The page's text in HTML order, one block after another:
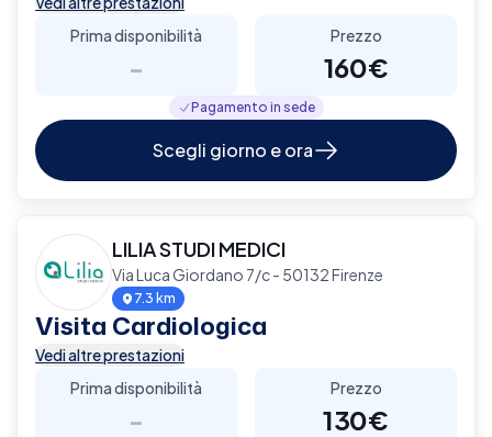
Prima disponibilità
-
Prezzo
160€
Pagamento in sede
Scegli giorno e ora
LILIA STUDI MEDICI
Via Luca Giordano 7/c - 50132 Firenze
7.3 km
Visita Cardiologica
Vedi altre prestazioni
Prima disponibilità
-
Prezzo
130€